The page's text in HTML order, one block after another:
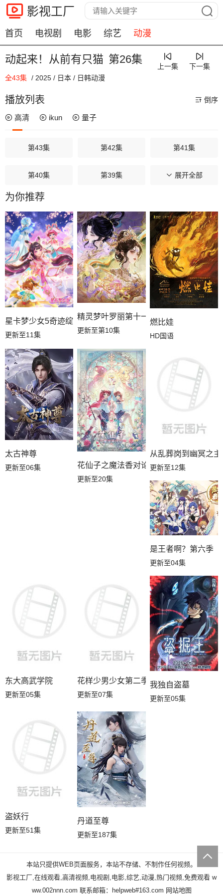
影视工厂
首页 电视剧 电影 综艺 动漫
动起来！从前有只猫 第26集
全43集 / 2025 / 日本 / 日韩动漫
上一集 下一集
播放列表 倒序
高清 ikun 量子
第43集 第42集 第41集
第40集 第39集 第38集
第37集
第34集 第33集 第32集
第31集 第30集 第29集
第28集 第27集 第26集
第24集
第22集 第20集
第19集 第18集
第16集 第15集 第14集
第13集 第12集 第11集
第10集 第09集 第08集
第06集
第02集
展开全部
为你推荐
星卡梦少女5奇迹绽放
更新至11集
精灵梦叶罗丽第十一季（下）
更新至第10集
燃比娃
HD国语
太古神尊
更新至06集 花仙子之魔法香对论
更新至20集
从乱葬岗到幽冥之主
更新至12集
是王者啊？第六季
更新至04集
东大高武学院
更新至05集
花样少男少女第二季
更新至07集
我独自盗墓
更新至05集
盗妖行
更新至51集
丹道至尊
更新至187集
本站只提供WEB页面服务，本站不存储、不制作任何视频。
影视工厂,在线观看,高清视频,电视剧,电影,综艺,动漫,热门视频,免费观看 w
ww.002nnn.com 联系邮箱：helpweb#163.com 网站地图